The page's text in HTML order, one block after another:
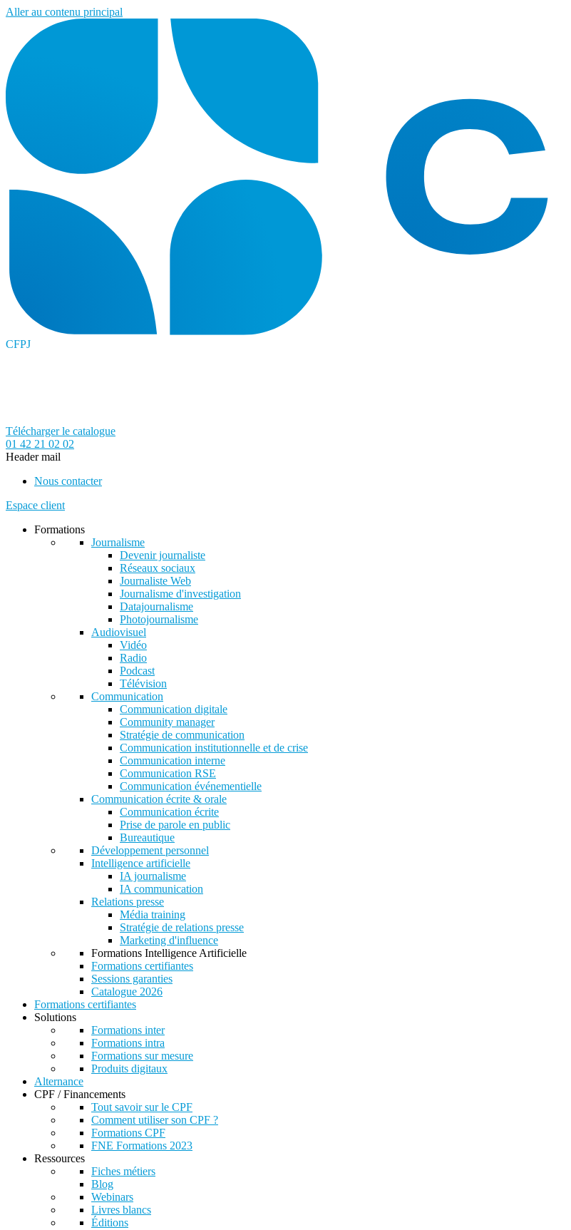
Aller au contenu principal
CFPJ
Télécharger le catalogue
01 42 21 02 02
Header mail
Nous contacter
Espace client
Formations
Journalisme
Devenir journaliste
Réseaux sociaux
Journaliste Web
Journalisme d'investigation
Datajournalisme
Photojournalisme
Audiovisuel
Vidéo
Radio
Podcast
Télévision
Communication
Communication digitale
Community manager
Stratégie de communication
Communication institutionnelle et de crise
Communication interne
Communication RSE
Communication événementielle
Communication écrite & orale
Communication écrite
Prise de parole en public
Bureautique
Développement personnel
Intelligence artificielle
IA journalisme
IA communication
Relations presse
Média training
Stratégie de relations presse
Marketing d'influence
Formations Intelligence Artificielle
Formations certifiantes
Sessions garanties
Catalogue 2026
Formations certifiantes
Solutions
Formations inter
Formations intra
Formations sur mesure
Produits digitaux
Alternance
CPF / Financements
Tout savoir sur le CPF
Comment utiliser son CPF ?
Formations CPF
FNE Formations 2023
Ressources
Fiches métiers
Blog
Webinars
Livres blancs
Éditions